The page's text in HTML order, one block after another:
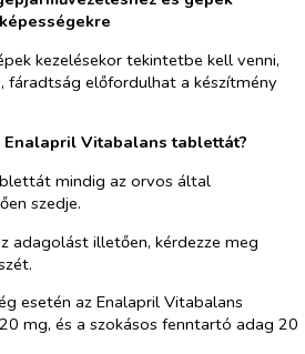
kezelésekor tekintetbe kell venni,
fáradtság előfordulhat a készítmény
Enalapril Vitabalans tablettát?
mindig az orvos által
szedje.
adagolást illetően, kérdezze meg
esetén az Enalapril Vitabalans
mg, és a szokásos fenntartó adag 20